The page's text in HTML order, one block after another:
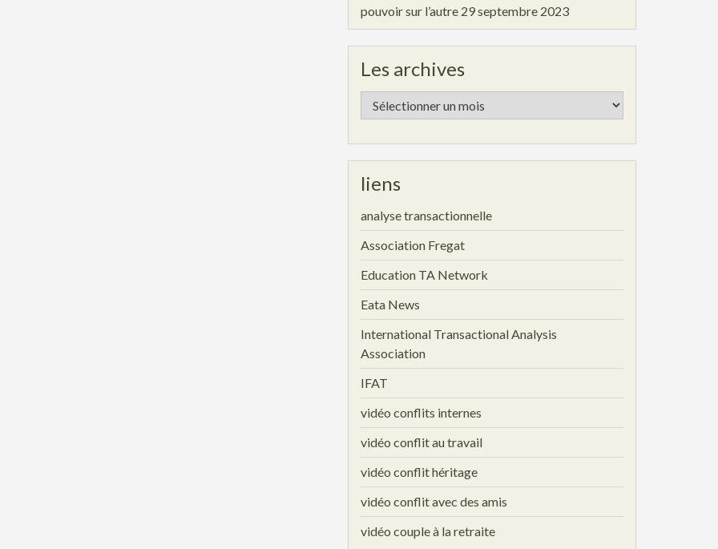
pouvoir sur l’autre 29 septembre 2023
Les archives
Les
archives
liens
analyse transactionnelle
Association Fregat
Education TA Network
Eata News
International Transactional Analysis
Association
IFAT
vidéo conflits internes
vidéo conflit au travail
vidéo conflit héritage
vidéo conflit avec des amis
vidéo couple à la retraite